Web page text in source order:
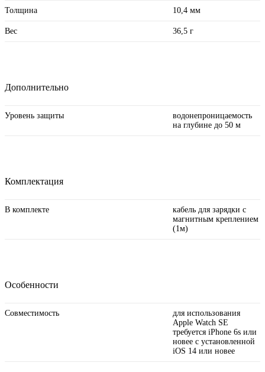
Толщина 10,4 мм
Вес 36,5 г
Дополнительно
Уровень защиты
водонепроницаемость
на глубине до 50 м
Комплектация
В комплекте
кабель для зарядки с
магнитным креплением
(1м)
Особенности
Совместимость
для использования
Apple Watch SE
требуется iPhone 6s или
новее с установленной
iOS 14 или новее